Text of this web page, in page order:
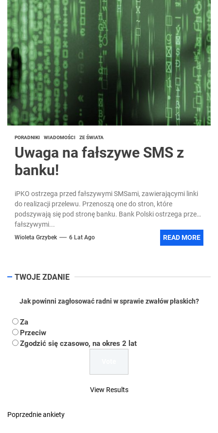
PORADNIKI WIADOMOŚCI ZE ŚWIATA
Uwaga na fałszywe SMS z
banku!
iPKO ostrzega przed fałszywymi SMSami, zawierającymi linki
do realizacji przelewu. Przenoszą one do stron, które
podszywają się pod stronę banku. Bank Polski ostrzega przed
fałszywymi...
Wioleta Grzybek 6 Lat Ago READ MORE
TWOJE ZDANIE
Jak powinni zagłosować radni w sprawie zwałów płaskich?
Za
Przeciw
Zgodzić się czasowo, na okres 2 lat
View Results
Poprzednie ankiety